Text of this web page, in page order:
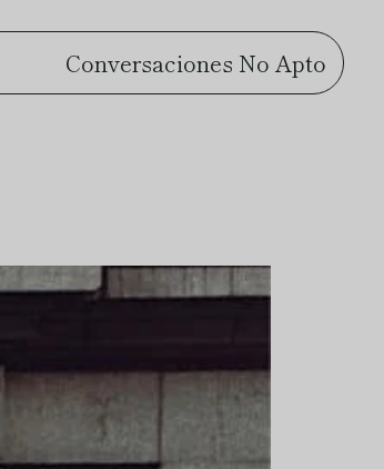
Conversaciones No Apto